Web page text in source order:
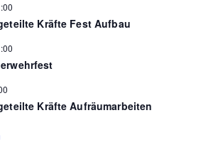
Kräfte Fest Aufbau
Kräfte Aufräumarbeiten